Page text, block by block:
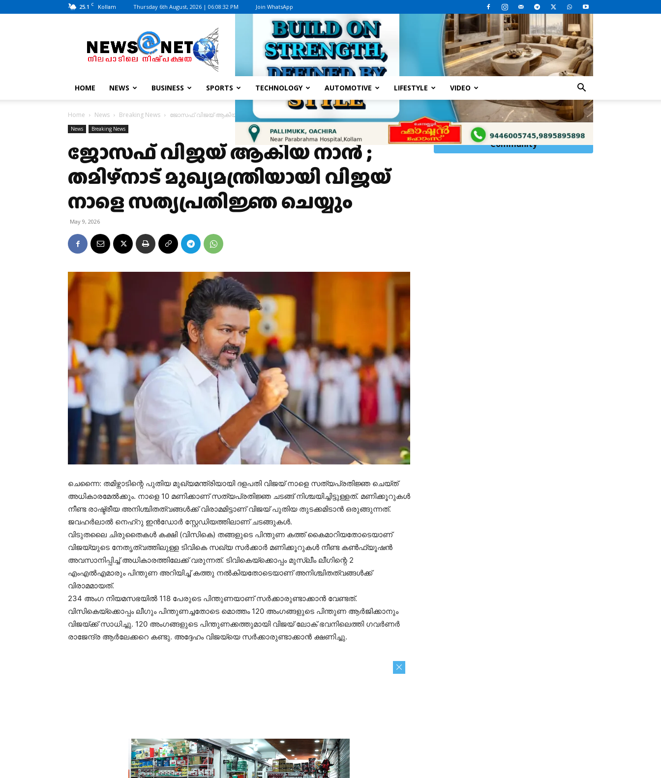
25.1 C Kollam Thursday 6th August, 2026 | 06:08:32 PM Join WhatsApp
News@Net
|
www.newsatnet.com
HOME NEWS BUSINESS SPORTS TECHNOLOGY AUTOMOTIVE LIFESTYLE VIDEO
Home News Breaking News ജോസഫ് വിജയ് ആകിയ നാന്‍ ; തമിഴ്നാട് മുഖ്യമന്ത്രിയായി വിജയ് നാളെ സത്യപ്രതിജ്ഞ ചെയ്യും
News Breaking News
ജോസഫ് വിജയ് ആകിയ നാന്‍ ;
തമിഴ്നാട് മുഖ്യമന്ത്രിയായി വിജയ്
നാളെ സത്യപ്രതിജ്ഞ ചെയ്യും
May 9, 2026
ചെന്നൈ: തമിഴ്നാടിന്റെ പുതിയ മുഖ്യമന്ത്രിയായി ദളപതി വിജയ് നാളെ സത്യപ്രതിജ്ഞ ചെയ്ത്
അധികാരമേല്‍ക്കും. നാളെ 10 മണിക്കാണ് സത്യപ്രതിജ്ഞ ചടങ്ങ് നിശ്ചയിച്ചിട്ടുള്ളത്. മണിക്കൂറുകള്‍
നീണ്ട രാഷ്ട്രീയ അനിശ്ചിതത്വങ്ങള്‍ക്ക് വിരാമമിട്ടാണ് വിജയ് പുതിയ തുടക്കമിടാന്‍ ഒരുങ്ങുന്നത്.
ജവഹര്‍ലാല്‍ നെഹ്റു ഇന്‍ഡോര്‍ സ്റ്റേഡിയത്തിലാണ് ചടങ്ങുകള്‍.
വിടുതലൈ ചിരുതൈകള്‍ കക്ഷി (വിസികെ) തങ്ങളുടെ പിന്തുണ കത്ത് കൈമാറിയതോടെയാണ്
വിജയ്യുടെ നേതൃത്വത്തിലുള്ള ടിവികെ സഖ്യ സര്‍ക്കാര്‍ മണിക്കൂറുകള്‍ നീണ്ട കണ്‍ഫ്യൂഷന്‍
അവസാനിപ്പിച്ച് അധികാരത്തിലേക്ക് വരുന്നത്. ടിവികെയ്ക്കൊപ്പം മുസ്ലീം ലീഗിന്റെ 2
എംഎല്‍എമാരും പിന്തുണ അറിയിച്ച് കത്തു നല്‍കിയതോടെയാണ് അനിശ്ചിതത്വങ്ങള്‍ക്ക്
വിരാമമായത്.
234 അംഗ നിയമസഭയില്‍ 118 പേരുടെ പിന്തുണയാണ് സര്‍ക്കാരുണ്ടാക്കാന്‍ വേണ്ടത്.
വിസികെയ്ക്കൊപ്പം ലീഗും പിന്തുണച്ചതോടെ മൊത്തം 120 അംഗങ്ങളുടെ പിന്തുണ ആര്‍ജിക്കാനും
വിജയ്ക്ക് സാധിച്ചു. 120 അംഗങ്ങളുടെ പിന്തുണക്കത്തുമായി വിജയ് ലോക് ഭവനിലെത്തി ഗവര്‍ണര്‍
രാജേന്ദ്ര ആര്‍ലേക്കറെ കണ്ടു. അദ്ദേഹം വിജയ്യെ സര്‍ക്കാരുണ്ടാക്കാന്‍ ക്ഷണിച്ചു.
Click Here toJoinWhatsApp
Community